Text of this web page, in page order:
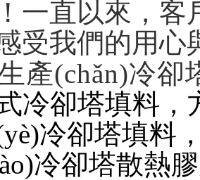
！一直以來
受我們的用心
產(chǎn)冷卻
冷卻塔填料
(yè)冷卻塔填料
冷卻塔散熱膠